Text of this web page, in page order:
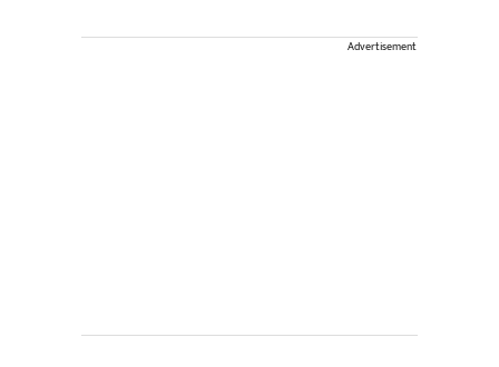
Advertisement